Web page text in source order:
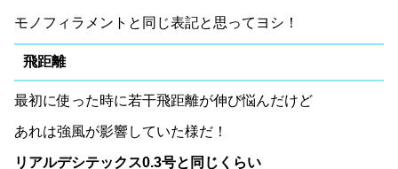
モノフィラメントと同じ表記と思ってヨシ！
飛距離
最初に使った時に若干飛距離が伸び悩んだけど
あれは強風が影響していた様だ！
リアルデシテックス0.3号と同じくらい